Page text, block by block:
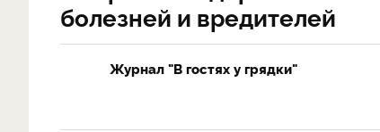
болезней и вредителей
Журнал "В гостях у грядки"